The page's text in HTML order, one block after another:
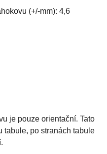
(+/-mm): 4,6
je pouze orientační. Tato
tabule, po stranách tabule